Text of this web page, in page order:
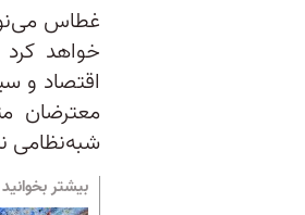
غطاس
خواهد
اقتصاد و
معترضان
شبه‌نظامی
بیشتر بخوانید